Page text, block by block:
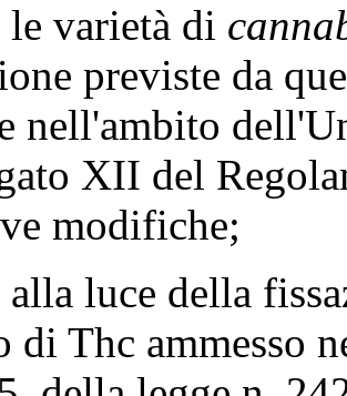
di
previste da
nell'ambito
XII del
modifiche;
della
di Thc ammesso